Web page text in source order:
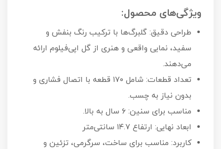
ویژگی‌های محصول:
طراحی دقیق: گلبرگ‌ها با ترکیب رنگ بنفش و
سفید، نمایی واقعی و هنری از گل اپی‌فیلوم ارائه
می‌دهند.
تعداد قطعات: شامل ۱۷۰ قطعه با اتصال فشاری و
بدون نیاز به چسب.
مناسب برای سنین: ۶ سال به بالا.
ابعاد نهایی: ارتفاع ۱۴.۷ سانتی‌متر
کاربرد: مناسب برای ساخت، سرگرمی، تزئین و